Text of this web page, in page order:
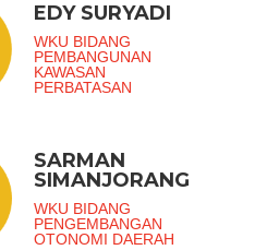
EDY SURYADI
WKU BIDANG
PEMBANGUNAN
KAWASAN
PERBATASAN
SARMAN
SIMANJORANG
WKU BIDANG
PENGEMBANGAN
OTONOMI DAERAH